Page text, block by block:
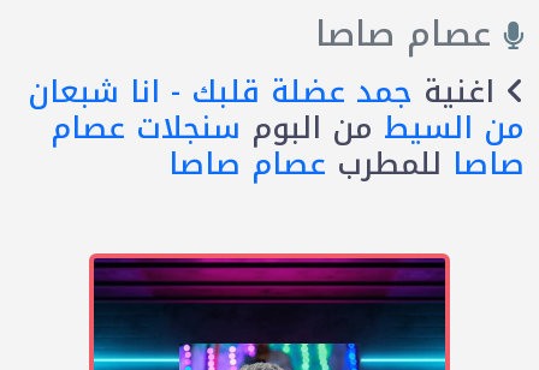
عصام صاصا
اغنية جمد عضلة قلبك - انا شبعان
من السيط من البوم سنجلات عصام
صاصا للمطرب عصام صاصا